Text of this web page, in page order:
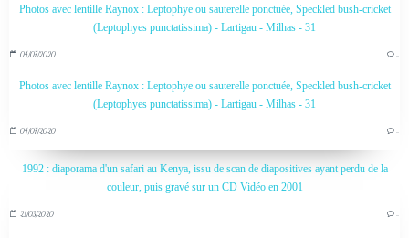
Photos avec lentille Raynox : Leptophye ou sauterelle ponctuée, Speckled bush-cricket
(Leptophyes punctatissima) - Lartigau - Milhas - 31
04/07/2020 …
Photos avec lentille Raynox : Leptophye ou sauterelle ponctuée, Speckled bush-cricket
(Leptophyes punctatissima) - Lartigau - Milhas - 31
04/07/2020 …
1992 : diaporama d'un safari au Kenya, issu de scan de diapositives ayant perdu de la
couleur, puis gravé sur un CD Vidéo en 2001
21/03/2020 …